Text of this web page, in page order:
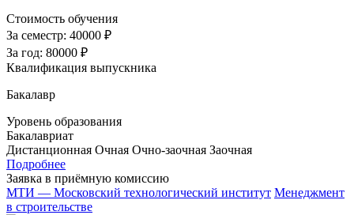
Стоимость обучения
За семестр: 40000 ₽
За год: 80000 ₽
Квалификация выпускника
Бакалавр
Уровень образования
Бакалавриат
Дистанционная Очная Очно-заочная Заочная
Подробнее
Заявка в приёмную комиссию
МТИ — Московский технологический институт Менеджмент
в строительстве